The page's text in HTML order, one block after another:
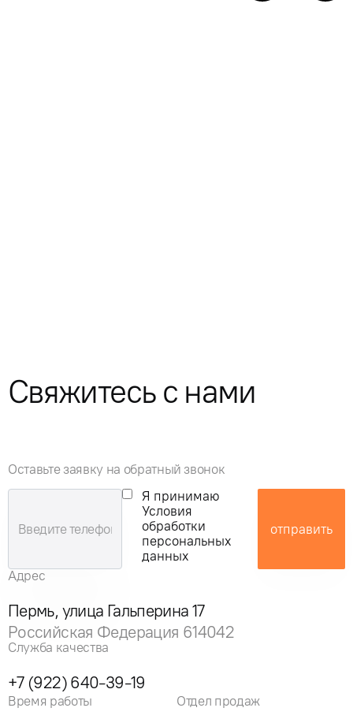
Свяжитесь с нами
Оставьте заявку на обратный звонок
Я принимаю
Условия
обработки
персональных
данных
отправить
Адрес
Пермь, улица Гальперина 17
Российская Федерация 614042
Служба качества
+7 (922) 640-39-19
Время работы Отдел продаж